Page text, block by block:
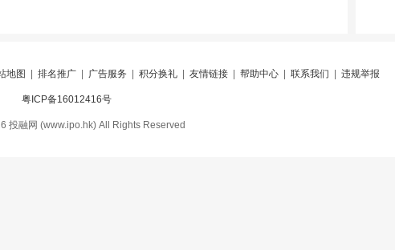
地图 排名推广 广告服务 积分换礼 友情链接 帮助中心 联系我们 违规举报
粤ICP备16012416号
投融网 (www.ipo.hk) All Rights Reserved